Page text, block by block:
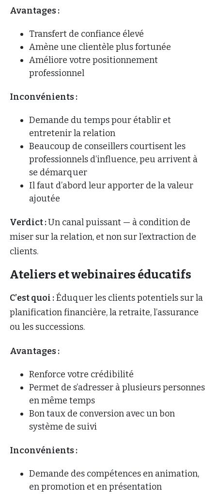
Avantages :
Transfert de confiance élevé
Amène une clientèle plus fortunée
Améliore votre positionnement
professionnel
Inconvénients :
Demande du temps pour établir et
entretenir la relation
Beaucoup de conseillers courtisent les
professionnels d’influence, peu arrivent à
se démarquer
Il faut d’abord leur apporter de la valeur
ajoutée
Verdict :Un canal puissant — à condition de
miser sur la relation, et non sur l’extraction de
clients.
Ateliers et webinaires éducatifs
C’est quoi :Éduquer les clients potentiels sur la
planification financière, la retraite, l’assurance
ou les successions.
Avantages :
Renforce votre crédibilité
Permet de s’adresser à plusieurs personnes
en même temps
Bon taux de conversion avec un bon
système de suivi
Inconvénients :
Demande des compétences en animation,
en promotion et en présentation